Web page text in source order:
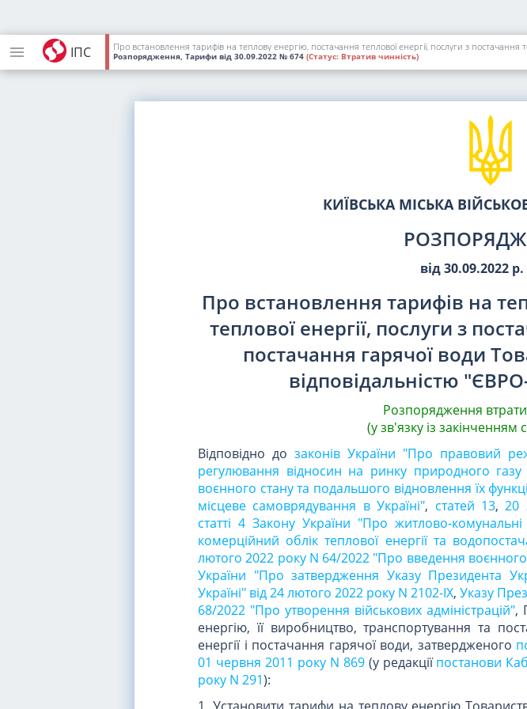
ІПС Розпорядження, Тарифи від 30.09.2022 № 674 (Статус: Втратив чинність)
КИЇВСЬКА МІСЬКА
від 30.09.2022
Про встановлення тарифів на
теплової енергії, послуги з
постачання гарячої води
відповідальністю
Розпорядження
(у зв'язку із закінченням
Відповідно до законів України "Про правовий
регулювання відносин на ринку природного газу
воєнного стану та подальшого відновлення їх
місцеве самоврядування в Україні", статей 13,20
статті 4 Закону України "Про житлово-
комерційний облік теплової енергії та
лютого 2022 року N 64/2022 "Про введення воєнного
України "Про затвердження Указу Президента
Україні" від 24 лютого 2022 року N 2102-IX, Указу
68/2022 "Про утворення військових адміністрацій",
енергію, її виробництво, транспортування та
енергії і постачання гарячої води, затвердженого
01 червня 2011 року N 869(у редакціїпостанови
року N 291):